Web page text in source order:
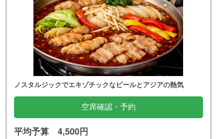
ノスタルジックでエキゾチックなビールとアジアの熱気
空席確認・予約
平均予算 4,500円